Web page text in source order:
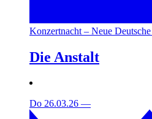
Konzertnacht – Neue
Die Anstalt
Do 26.03.26 —